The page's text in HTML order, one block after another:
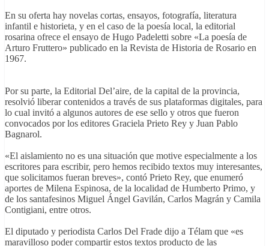
En su oferta hay novelas cortas, ensayos, fotografía, literatura
infantil e historieta, y en el caso de la poesía local, la editorial
rosarina ofrece el ensayo de Hugo Padeletti sobre «La poesía de
Arturo Fruttero» publicado en la Revista de Historia de Rosario en
1967.
Por su parte, la Editorial Del’aire, de la capital de la provincia,
resolvió liberar contenidos a través de sus plataformas digitales, para
lo cual invitó a algunos autores de ese sello y otros que fueron
convocados por los editores Graciela Prieto Rey y Juan Pablo
Bagnarol.
«El aislamiento no es una situación que motive especialmente a los
escritores para escribir, pero hemos recibido textos muy interesantes,
que solicitamos fueran breves», contó Prieto Rey, que enumeró
aportes de Milena Espinosa, de la localidad de Humberto Primo, y
de los santafesinos Miguel Ángel Gavilán, Carlos Magrán y Camila
Contigiani, entre otros.
El diputado y periodista Carlos Del Frade dijo a Télam que «es
maravilloso poder compartir estos textos producto de las